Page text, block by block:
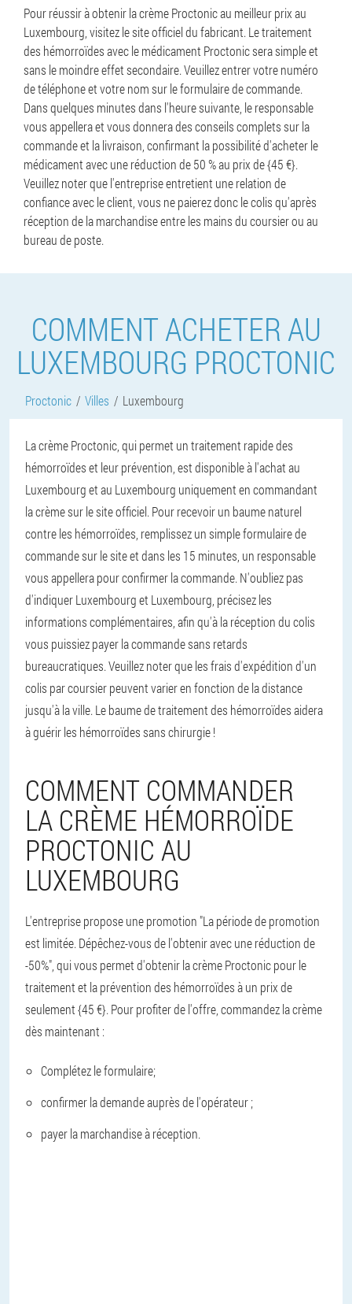
Pour réussir à obtenir la crème Proctonic au meilleur prix au
Luxembourg, visitez le site officiel du fabricant. Le traitement
des hémorroïdes avec le médicament Proctonic sera simple et
sans le moindre effet secondaire. Veuillez entrer votre numéro
de téléphone et votre nom sur le formulaire de commande.
Dans quelques minutes dans l'heure suivante, le responsable
vous appellera et vous donnera des conseils complets sur la
commande et la livraison, confirmant la possibilité d'acheter le
médicament avec une réduction de 50 % au prix de {45 €}.
Veuillez noter que l'entreprise entretient une relation de
confiance avec le client, vous ne paierez donc le colis qu'après
réception de la marchandise entre les mains du coursier ou au
bureau de poste.
COMMENT ACHETER AU
LUXEMBOURG PROCTONIC
Proctonic Villes Luxembourg
La crème Proctonic, qui permet un traitement rapide des
hémorroïdes et leur prévention, est disponible à l'achat au
Luxembourg et au Luxembourg uniquement en commandant
la crème sur le site officiel. Pour recevoir un baume naturel
contre les hémorroïdes, remplissez un simple formulaire de
commande sur le site et dans les 15 minutes, un responsable
vous appellera pour confirmer la commande. N'oubliez pas
d'indiquer Luxembourg et Luxembourg, précisez les
informations complémentaires, afin qu'à la réception du colis
vous puissiez payer la commande sans retards
bureaucratiques. Veuillez noter que les frais d'expédition d'un
colis par coursier peuvent varier en fonction de la distance
jusqu'à la ville. Le baume de traitement des hémorroïdes aidera
à guérir les hémorroïdes sans chirurgie !
COMMENT COMMANDER
LA CRÈME HÉMORROÏDE
PROCTONIC AU
LUXEMBOURG
L'entreprise propose une promotion "La période de promotion
est limitée. Dépêchez-vous de l'obtenir avec une réduction de
-50%", qui vous permet d'obtenir la crème Proctonic pour le
traitement et la prévention des hémorroïdes à un prix de
seulement {45 €}. Pour profiter de l'offre, commandez la crème
dès maintenant :
Complétez le formulaire;
confirmer la demande auprès de l'opérateur ;
payer la marchandise à réception.